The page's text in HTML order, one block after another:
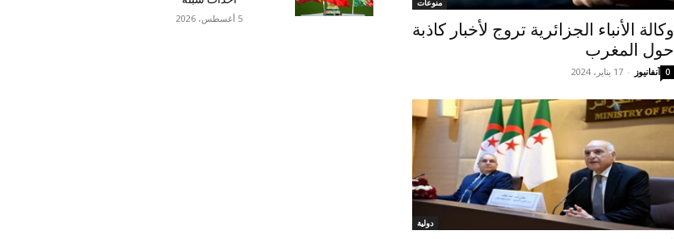
5 أغسطس، 2026
وكالة الأنباء الجزائرية تروج لأخبار كاذبة
حول المغرب
آنفانيوز - 17 يناير، 2024 0
دولية